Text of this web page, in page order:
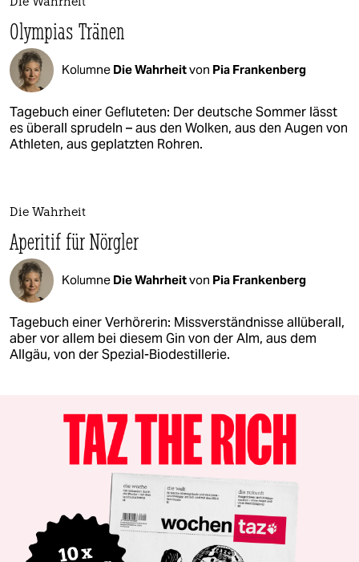
Die Wahrheit
Olympias Tränen
Kolumne Die Wahrheitvon Pia Frankenberg
Tagebuch einer Gefluteten: Der deutsche Sommer lässt
es überall sprudeln – aus den Wolken, aus den Augen von
Athleten, aus geplatzten Rohren.
Die Wahrheit
Aperitif für Nörgler
Kolumne Die Wahrheitvon Pia Frankenberg
Tagebuch einer Verhörerin: Missverständnisse allüberall,
aber vor allem bei diesem Gin von der Alm, aus dem
Allgäu, von der Spezial-Biodestillerie.